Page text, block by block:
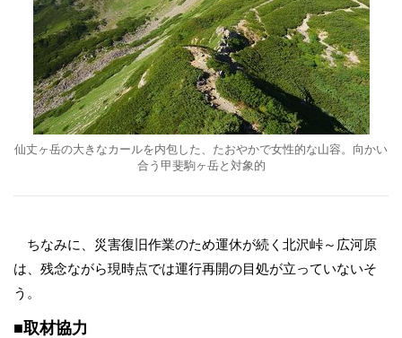
仙丈ヶ岳の大きなカールを内包した、たおやかで女性的な山容。向かい
合う甲斐駒ヶ岳と対象的
ちなみに、災害復旧作業のため運休が続く北沢峠～広河原
は、残念ながら現時点では運行再開の目処が立っていないそ
う。
■取材協力